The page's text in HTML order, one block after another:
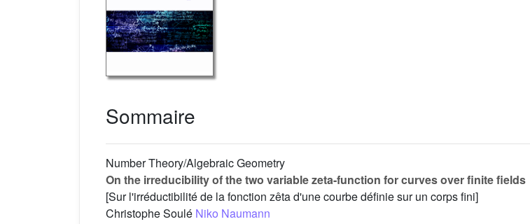
Sommaire
Number Theory/Algebraic Geometry
On the irreducibility of the two variable zeta-function for curves over finite fields
[Sur l'irréductibilité de la fonction zêta d'une courbe définie sur un corps fini]
Christophe Soulé Niko Naumann